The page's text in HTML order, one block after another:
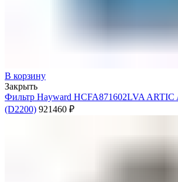
В корзину
Закрыть
Фильтр Hayward HCFA871602LVA ARTIC
(D2200) 921460 ₽